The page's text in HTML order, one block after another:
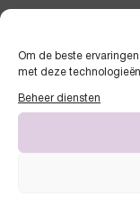
Om de beste
met deze
Beheer diensten